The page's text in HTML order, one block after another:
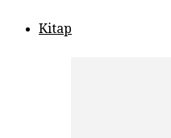
Kitap